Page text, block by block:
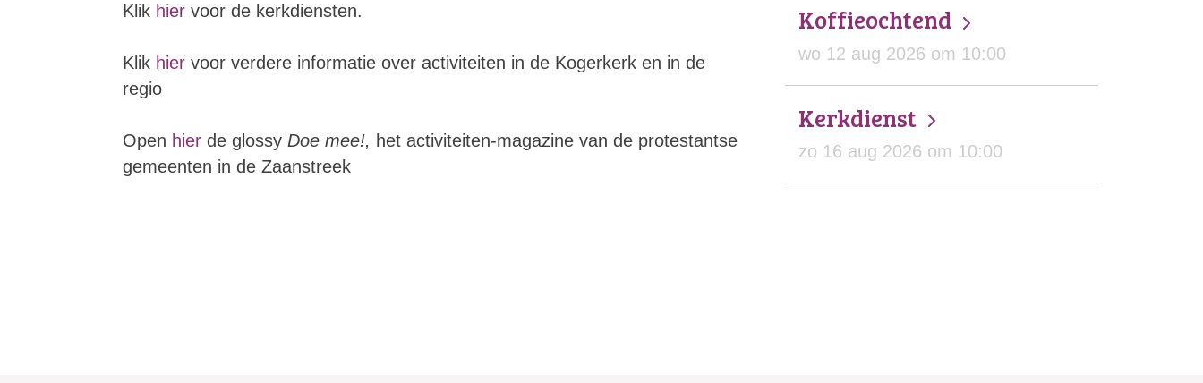
Klik hier voor de kerkdiensten.
Klik hier voor verdere informatie over activiteiten in de Kogerkerk en in de
regio
Open hier de glossy Doe mee!, het activiteiten-magazine van de protestantse
gemeenten in de Zaanstreek
Koffieochtend
wo 12 aug 2026 om 10:00
Kerkdienst
zo 16 aug 2026 om 10:00